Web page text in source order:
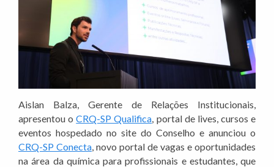
Aislan Balza, Gerente de Relações Institucionais,
apresentou oCRQ-SP Qualifica , portal de lives, cursos e
eventos hospedado no site do Conselho e anunciou o
CRQ-SP Conecta , novo portal de vagas e oportunidades
na área da química para profissionais e estudantes, que